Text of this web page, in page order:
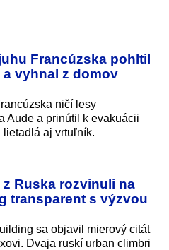
Francúzska pohltil
vyhnal z domov
ničí lesy
Aude a prinútil k evakuácii
aj vrtuľník.
Ruska rozvinuli na
transparent s výzvou
sa objavil mierový citát
Dvaja ruskí urban climbri